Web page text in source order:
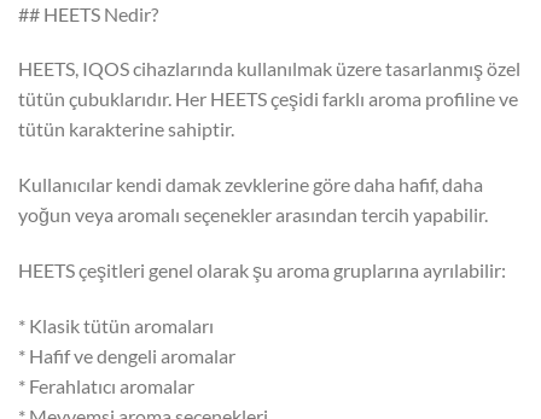
## HEETS Nedir?
HEETS, IQOS cihazlarında kullanılmak üzere tasarlanmış özel
tütün çubuklarıdır. Her HEETS çeşidi farklı aroma profiline ve
tütün karakterine sahiptir.
Kullanıcılar kendi damak zevklerine göre daha hafif, daha
yoğun veya aromalı seçenekler arasından tercih yapabilir.
HEETS çeşitleri genel olarak şu aroma gruplarına ayrılabilir:
* Klasik tütün aromaları
* Hafif ve dengeli aromalar
* Ferahlatıcı aromalar